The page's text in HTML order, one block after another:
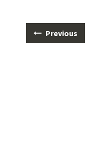
Previous